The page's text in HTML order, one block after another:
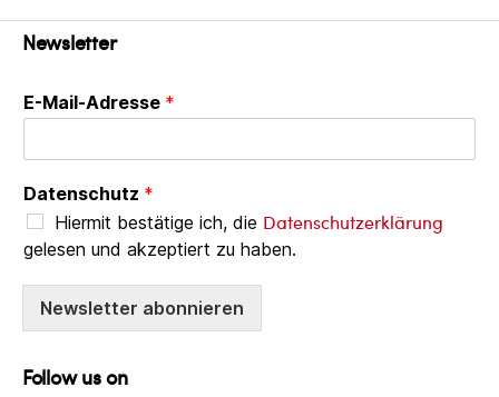
Newsletter
E-Mail-Adresse *
Datenschutz *
Hiermit bestätige ich, die Datenschutzerklärung
gelesen und akzeptiert zu haben.
Newsletter abonnieren
Follow us on